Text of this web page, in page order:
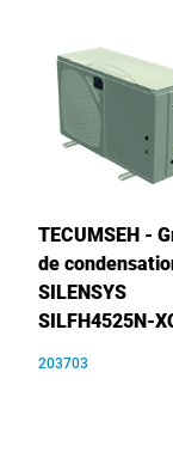
TECUMSEH -
de
SILENSYS
SILFH4525N-
203703